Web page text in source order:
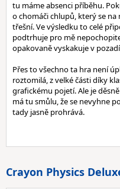
tu máme absenci příběhu.
o chomáči chlupů, který se
třešní. Ve výsledku to celé
podtrhuje pro mě
opakovaně vyskakuje v
Přes to všechno ta hra není
roztomilá, z velké části díky
grafickému pojetí. Ale je
má tu smůlu, že se nevyhne
tady jasně prohrává.
Crayon Physics